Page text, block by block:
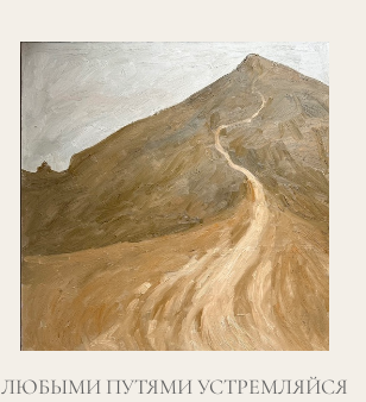
ЛЮБЫМИ ПУТЯМИ УСТРЕМЛЯЙСЯ